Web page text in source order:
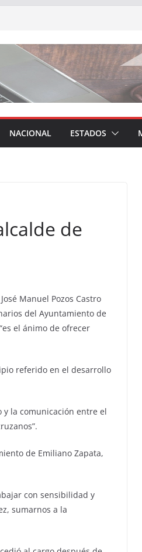
NACIONAL ESTADOS
de
Manuel Pozos Castro
del Ayuntamiento de
el ánimo de ofrecer
referido en el desarrollo
y la comunicación entre el
de Emiliano Zapata,
con sensibilidad y
sumarnos a la